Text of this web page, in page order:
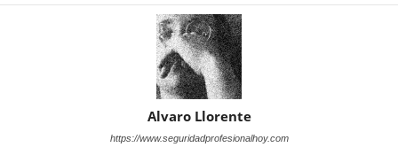
Alvaro Llorente
https://www.seguridadprofesionalhoy.com